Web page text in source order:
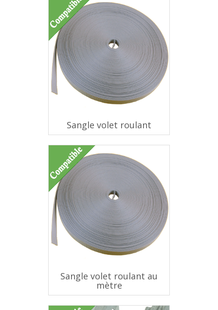
Sangle volet roulant
Sangle volet roulant au
mètre